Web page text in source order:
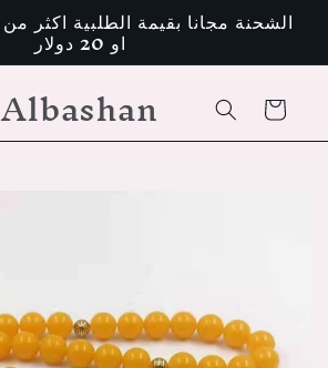
او 20 دولار
Albashan
التسوق